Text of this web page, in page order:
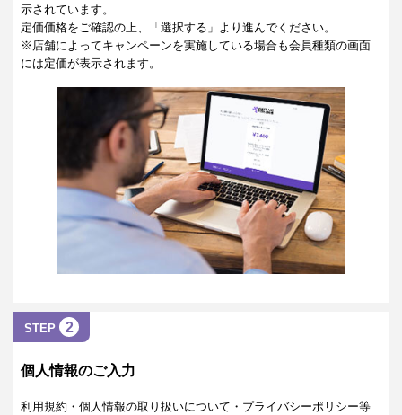
示されています。
定価価格をご確認の上、「選択する」より進んでください。
※店舗によってキャンペーンを実施している場合も会員種類の画面
には定価が表示されます。
STEP 2
個人情報のご入力
利用規約・個人情報の取り扱いについて・プライバシーポリシー等